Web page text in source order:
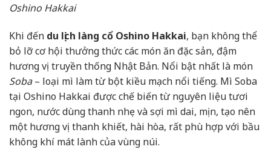
Oshino Hakkai
Khi đến du lịch làng cổ Oshino Hakkai, bạn không thể
bỏ lỡ cơ hội thưởng thức các món ăn đặc sản, đậm
hương vị truyền thống Nhật Bản. Nổi bật nhất là món
Soba– loại mì làm từ bột kiều mạch nổi tiếng. Mì Soba
tại Oshino Hakkai được chế biến từ nguyên liệu tươi
ngon, nước dùng thanh nhẹ và sợi mì dai, mịn, tạo nên
một hương vị thanh khiết, hài hòa, rất phù hợp với bầu
không khí mát lành của vùng núi.